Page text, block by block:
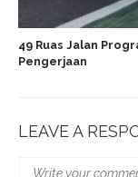
49 Ruas Jalan
Pengerjaan
LEAVE A